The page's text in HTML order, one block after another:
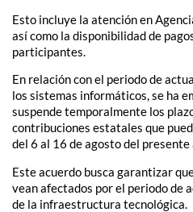
Esto incluye la atención en
así como la disponibilidad de
participantes.
En relación con el periodo de
los sistemas informáticos, se ha
suspende temporalmente los
contribuciones estatales que
del 6 al 16 de agosto del presente
Este acuerdo busca garantizar
vean afectados por el periodo de
de la infraestructura tecnológica.